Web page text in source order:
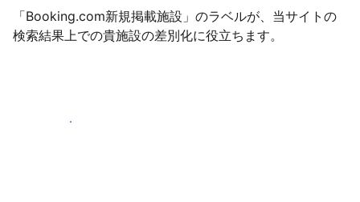
「Booking.com新規掲載施設」のラベルが、当サイトの
検索結果上での貴施設の差別化に役立ちます。
さっそく始める